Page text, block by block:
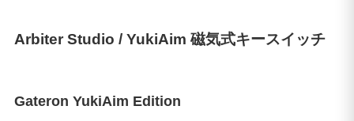
Arbiter Studio / YukiAim 磁気式キースイッチ
Gateron YukiAim Edition